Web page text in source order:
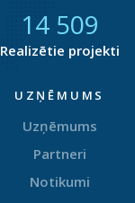
14 877
Realizētie projekti
UZŅĒMUMS
Uzņēmums
Partneri
Notikumi